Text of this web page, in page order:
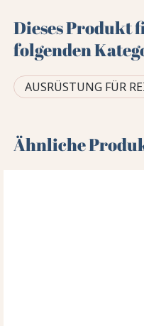
Dieses Produkt
folgenden
AUSRÜSTUNG FÜR
Ähnliche